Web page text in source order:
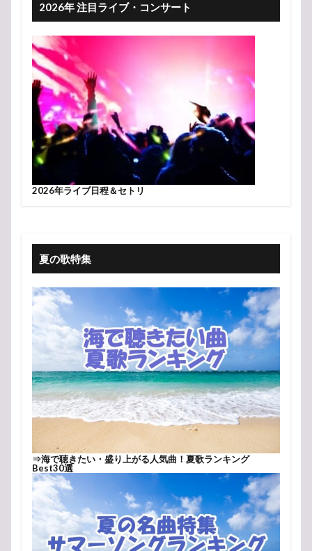
2026年 注目ライブ・コンサート
2026年ライブ日程＆セトリ
夏の歌特集
⇒海で聴きたい・盛り上がる人気曲！夏歌ランキング
Best30選